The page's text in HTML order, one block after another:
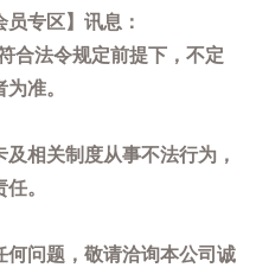
专区】讯息：
合法令规定前提下，不定
准。
相关制度从事不法行为，
。
问题，敬请洽询本公司诚